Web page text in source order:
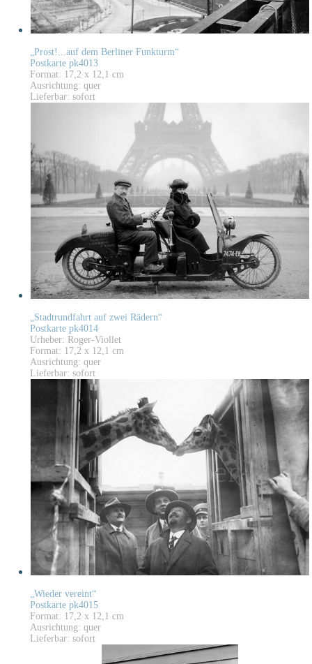
„Prost!...auf dem Berliner Funkturm“
Postkarte pk4013
Format: 17,2 x 12,1 cm
Ausrichtung: quer
Lieferbar: sofort
„Stadtrundfahrt auf zwei Rädern“
Postkarte pk4014
Urheber: Roger-Viollet
Format: 17,2 x 12,1 cm
Ausrichtung: quer
Lieferbar: sofort
„Wieder vereint“
Postkarte pk4015
Format: 17,2 x 12,1 cm
Ausrichtung: quer
Lieferbar: sofort